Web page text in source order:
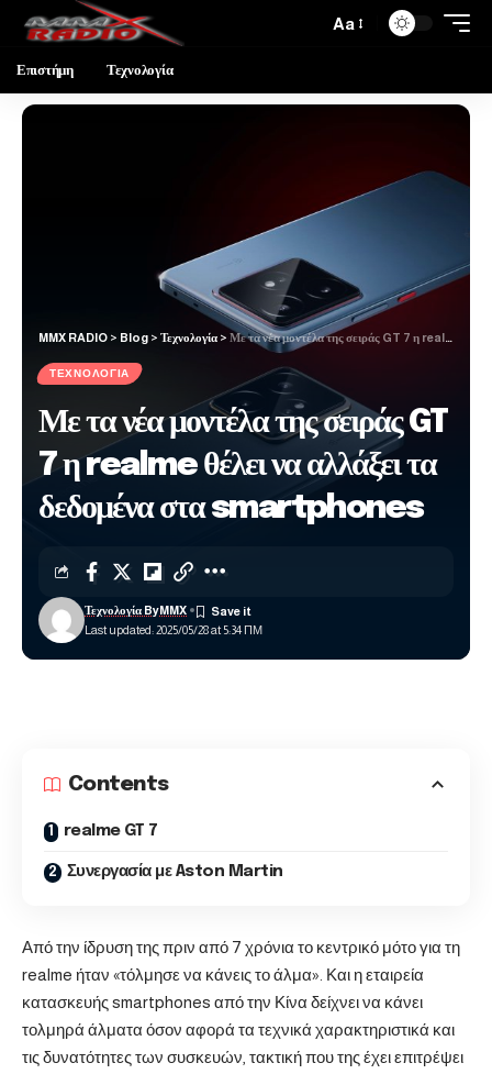
Aa
Επιστήμη Τεχνολογία
MMX RADIO > Blog > Τεχνολογία > Με τα νέα μοντέλα της σειράς GT 7 η realme θέλει να αλλάξει τα δεδομένα στα smartphones
ΤΕΧΝΟΛΟΓΊΑ
Με τα νέα μοντέλα της σειράς GT
7 η realme θέλει να αλλάξει τα
δεδομένα στα smartphones
Last updated: 2025/05/28 at 5:34 ΠΜ
Τεχνολογία ByMMX
Contents
realme GT 7
Συνεργασία με Aston Martin
Από την ίδρυση της πριν από 7 χρόνια το κεντρικό μότο για τη
realme ήταν «τόλμησε να κάνεις το άλμα». Και η εταιρεία
κατασκευής smartphones από την Κίνα δείχνει να κάνει
τολμηρά άλματα όσον αφορά τα τεχνικά χαρακτηριστικά και
τις δυνατότητες των συσκευών, τακτική που της έχει επιτρέψει